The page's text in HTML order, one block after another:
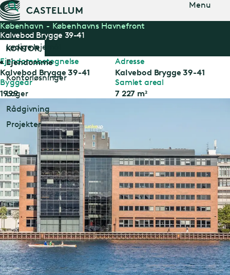
Menu
Ledige lejemål
Ejendomme
Kontorløsninger
Lager
Rådgivning
Projekter
København
Københavns Havnefront
Kalvebod Brygge 39-41
KONTOR
Ejendomsbetegnelse
Kalvebod Brygge 39-41
Adresse
Kalvebod Brygge 39-41
Byggeår
1999
Samlet areal
7 227 m²